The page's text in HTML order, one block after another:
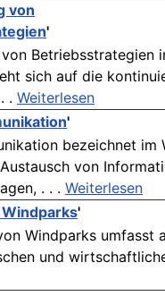
von
'
Betriebsstrategien
sich auf die
. Weiterlesen
'
bezeichnet im
von
. . . Weiterlesen
'
Windparks umfasst
und